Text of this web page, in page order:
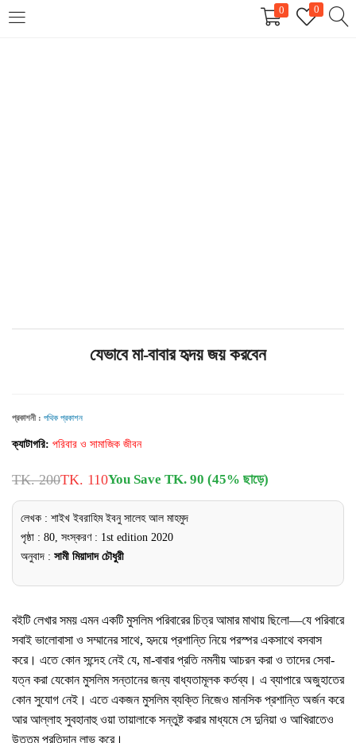
0
0
REGISTER
যেভাবে মা-বাবার হৃদয় জয় করবেন
প্রকাশনী : পথিক প্রকাশন
ক্যাটাগরি: পরিবার ও সামাজিক জীবন
TK. 200TK. 110You Save TK. 90 (45% ছাড়ে)
লেখক : শাইখ ইবরাহিম ইবনু সালেহ আল মাহমুদ
পৃষ্ঠা : 80, সংস্করণ : 1st edition 2020
অনুবাদ : সামী মিয়াদাদ চৌধুরী
বইটি লেখার সময় এমন একটি মুসলিম পরিবারের চিত্র আমার মাথায় ছিলো—যে পরিবারে
সবাই ভালোবাসা ও সম্মানের সাথে, হৃদয়ে প্রশান্তি নিয়ে পরস্পর একসাথে বসবাস
করে। এতে কোন সন্দেহ নেই যে, মা-বাবার প্রতি নমনীয় আচরন করা ও তাদের সেবা-
যত্ন করা যেকোন মুসলিম সন্তানের জন্য বাধ্যতামূলক কর্তব্য। এ ব্যাপারে অজুহাতের
কোন সুযোগ নেই। এতে একজন মুসলিম ব্যক্তি নিজেও মানসিক প্রশান্তি অর্জন করে
আর আল্লাহ সুবহানাহু ওয়া তায়ালাকে সন্তুষ্ট করার মাধ্যমে সে দুনিয়া ও আখিরাতেও
উত্তম প্রতিদান লাভ করে।